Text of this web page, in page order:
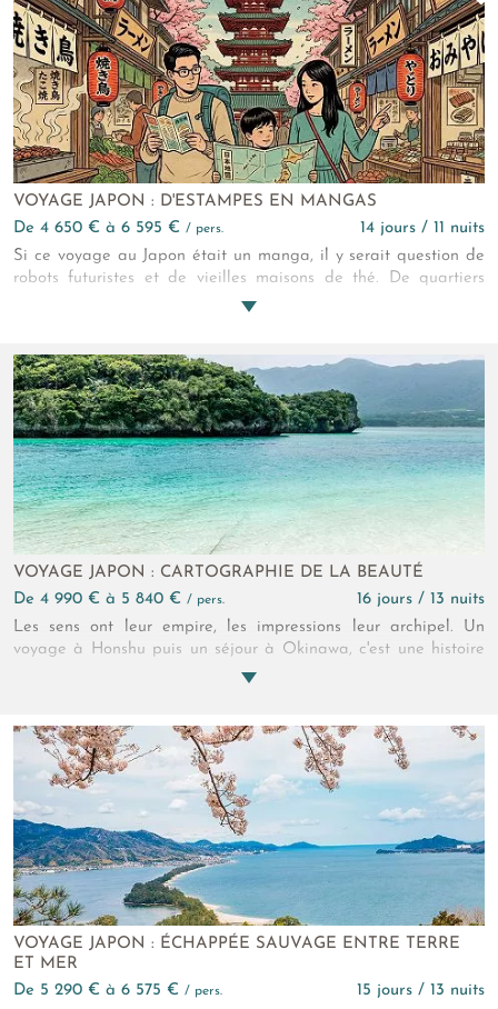
les bambous des fôrets verdoyantes qui habillent les
montagnes alentours... Nul doute que vous serez ici "Lost in
Translation"...
VOYAGE JAPON : D'ESTAMPES EN MANGAS
de 4 650 € à 6 595 € / pers.
14 jours / 11 nuits
Si ce voyage au Japon était un manga, il y serait question de
robots futuristes et de vieilles maisons de thé. De quartiers
branchés et de geishas fardées. De l’esprit des samouraïs et
russes, d'art et de tir à l'arc japonais. De cosplay, de temples
shinto et, pourquoi pas, de karaoké. Et de tout le reste, qu'au
travers de ce circuit au Japon de 14 jours, vous allez
absolument adorer.
VOYAGE JAPON : CARTOGRAPHIE DE LA BEAUTÉ
de 4 990 € à 5 840 € / pers.
16 jours / 13 nuits
Les sens ont leur empire, les impressions leur archipel. Un
voyage à Honshu puis un séjour à Okinawa, c'est une histoire
de variation. Fenêtre ouverte sur les déclinaisons de "ces
Derrière les buildings élancés, les temples et leurs esprits. Et
sous les pavés des villes, la plage. Un circuit au Japon de 15
jours comme remède à la mélancolie !
VOYAGE JAPON : ÉCHAPPÉE SAUVAGE ENTRE TERRE
ET MER
de 5 290 € à 6 575 € / pers.
15 jours / 13 nuits